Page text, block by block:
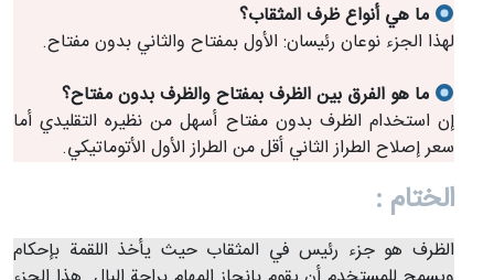
ما هي أنواع ظرف المثقاب؟
لهذا الجزء نوعان رئيسان: الأول بمفتاح والثاني بدون مفتاح.
ما هو الفرق بين الظرف بمفتاح والظرف بدون مفتاح؟
إن استخدام الظرف بدون مفتاح أسهل من نظيره التقليدي أما
سعر إصلاح الطراز الثاني أقل من الطراز الأول الأتوماتيكي.
الختام :
الظرف هو جزء رئيس في المثقاب حيث يأخذ اللقمة بإحكام